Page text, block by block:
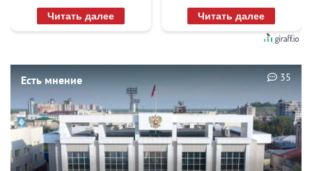
Читать далее Читать далее
Есть мнение 35